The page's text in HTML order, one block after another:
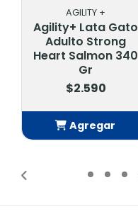
AGILITY +
Agility+ Lata Gato
Adulto Strong
Heart Salmon 340
Gr
$2.590
Agregar